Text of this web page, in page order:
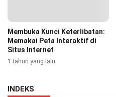
Membuka Kunci Keterlibatan:
Memakai Peta Interaktif di
Situs Internet
1 tahun yang lalu
INDEKS